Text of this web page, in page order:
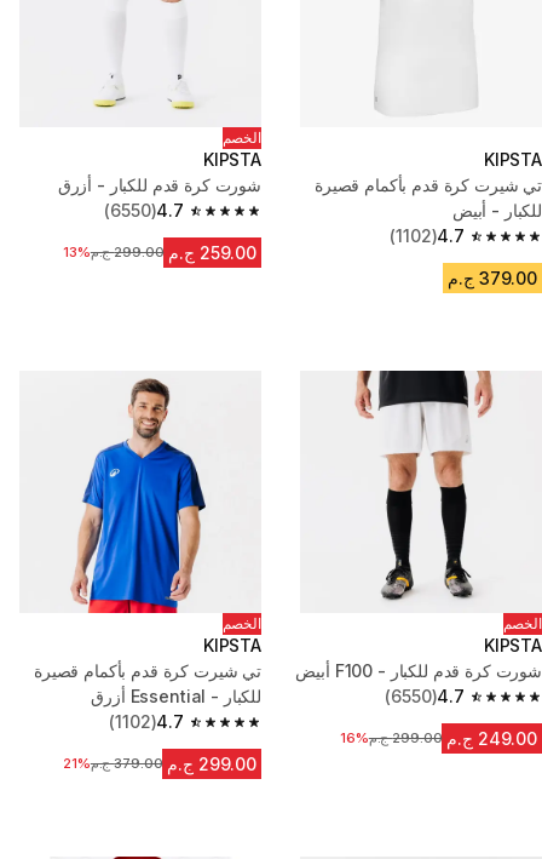
KIPSTA
تي شيرت كرة قدم بأكمام قصيرة
للكبار - أبيض
4.7
4.7 out of 5 stars from 1102 reviews
(1102)
379.00 ج.م
الخصم
KIPSTA
شورت كرة قدم للكبار - أزرق
4.7
4.7 out of 5 stars from 6550 reviews
(6550)
259.00 ج.م السعر قبل التخفيض
299.00 ج.م 13%
الخصم
KIPSTA
شورت كرة قدم للكبار - F100 أبيض
4.7
4.7 out of 5 stars from 6550 reviews
(6550)
249.00 ج.م السعر قبل التخفيض
299.00 ج.م 16%
الخصم
KIPSTA
تي شيرت كرة قدم بأكمام قصيرة
للكبار - Essential أزرق
4.7
4.7 out of 5 stars from 1102 reviews
(1102)
299.00 ج.م السعر قبل التخفيض
379.00 ج.م 21%